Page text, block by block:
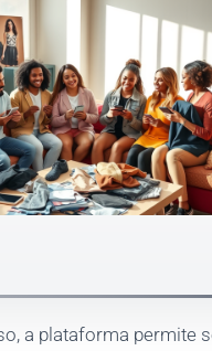
a plataforma permite